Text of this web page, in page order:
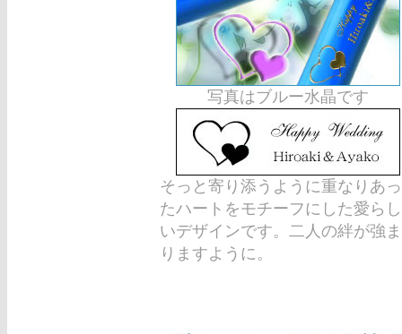
写真はブルー水晶です
そっと寄り添うように重なりあっ
たハートをモチーフにした愛らし
いデザインです。二人の絆が強ま
りますように。